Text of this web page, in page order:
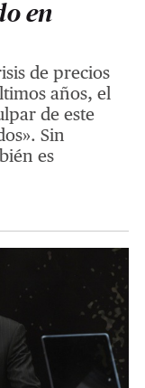
en
de precios
años, el
de este
Sin
es